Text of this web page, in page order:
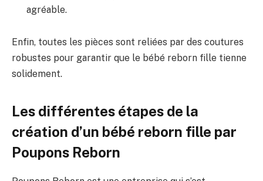
agréable.
Enfin, toutes les pièces sont reliées par des coutures
robustes pour garantir que le bébé reborn fille tienne
solidement.
Les différentes étapes de la
création d’un bébé reborn fille par
Poupons Reborn